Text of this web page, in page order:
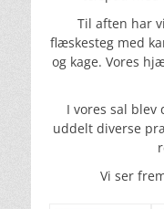
Til aften har
flæskesteg med
og kage. Vores
I vores sal
uddelt diverse
Vi ser